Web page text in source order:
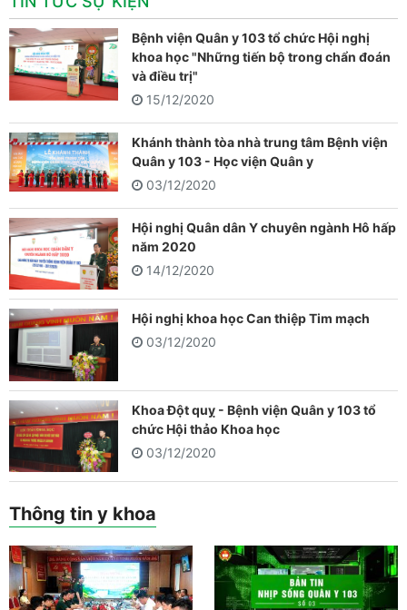
Bệnh viện Quân y 103 tổ chức Hội nghị
khoa học "Những tiến bộ trong chẩn đoán
và điều trị"
15/12/2020
Khánh thành tòa nhà trung tâm Bệnh viện
Quân y 103 - Học viện Quân y
03/12/2020
Hội nghị Quân dân Y chuyên ngành Hô hấp
năm 2020
14/12/2020
Hội nghị khoa học Can thiệp Tim mạch
03/12/2020
Khoa Đột quỵ - Bệnh viện Quân y 103 tổ
chức Hội thảo Khoa học
03/12/2020
Thông tin y khoa